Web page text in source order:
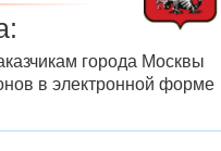
города Москвы
в электронной форме